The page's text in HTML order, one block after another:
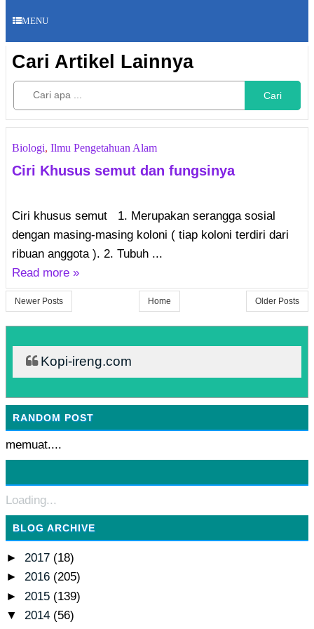
MENU
Cari Artikel Lainnya
Cari
Biologi, Ilmu Pengetahuan Alam
Ciri Khusus semut dan fungsinya
Ciri khusus semut 1. Merupakan serangga sosial
dengan masing-masing koloni ( tiap koloni terdiri dari
ribuan anggota ). 2. Tubuh ...
Read more »
Newer Posts Older Posts
Home
Kopi-ireng.com
RANDOM POST
memuat....
Loading...
BLOG ARCHIVE
► 2017 (18)
► 2016 (205)
► 2015 (139)
▼ 2014 (56)